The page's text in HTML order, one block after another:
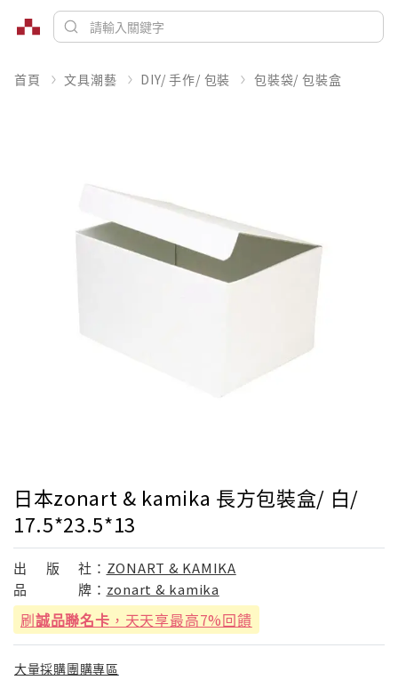
首頁 文具潮藝 DIY/ 手作/ 包裝 包裝袋/ 包裝盒
日本zonart & kamika 長方包裝盒/ 白/
17.5*23.5*13
出 版 社： ZONART & KAMIKA
品
牌： zonart & kamika
刷誠品聯名卡 ，天天享最高7%回饋
大量採購團購專區